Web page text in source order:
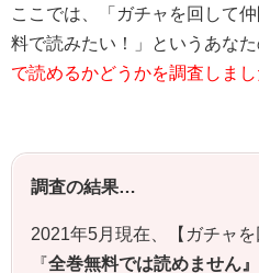
ここでは、「ガチャを回して
料で読みたい！」というあなた
で読めるかどうかを調査しまし
調査の結果…
2021年5月現在、【 ガチャ
『全巻無料では読めません』